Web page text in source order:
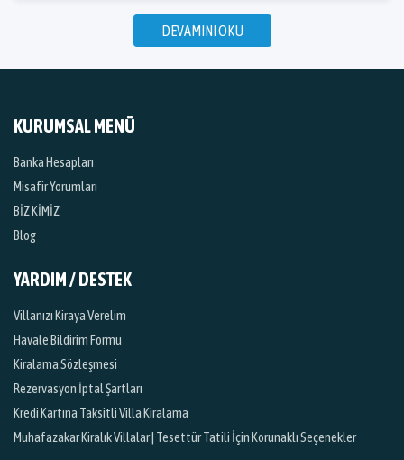
DEVAMINI OKU
KURUMSAL MENÜ
Banka Hesapları
Misafir Yorumları
BİZ KİMİZ
Blog
YARDIM / DESTEK
Villanızı Kiraya Verelim
Havale Bildirim Formu
Kiralama Sözleşmesi
Rezervasyon İptal Şartları
Kredi Kartına Taksitli Villa Kiralama
Muhafazakar Kiralık Villalar | Tesettür Tatili İçin Korunaklı Seçenekler